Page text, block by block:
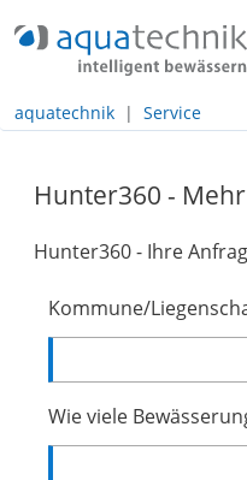
Navigation
Inhalt
Footer
aquatechnik Service
Hunter360 -
Hunter360 - Ihre
Kommune/
Wie viele